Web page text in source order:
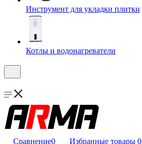
Инструмент для укладки плитки
Котлы и водонагреватели
Сравнение0 Избранные товары 0